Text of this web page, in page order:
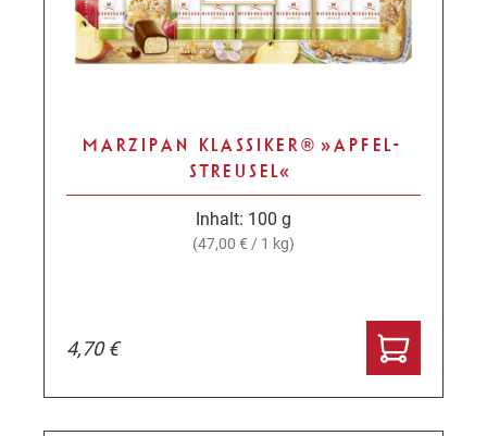
MARZIPAN KLASSIKER® »APFEL-
STREUSEL«
Inhalt: 100 g
(47,00 € / 1 kg)
4,70 €